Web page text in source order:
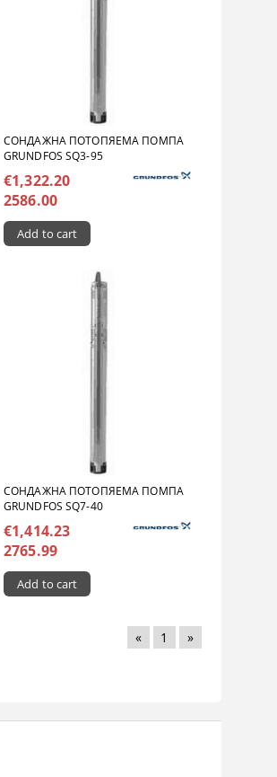
СОНДАЖНА ПОТОПЯЕМА ПОМПА
GRUNDFOS SQ3-95
€1,322.20
2586.00
СОНДАЖНА ПОТОПЯЕМА ПОМПА
GRUNDFOS SQ7-40
€1,414.23
2765.99
« 1 »